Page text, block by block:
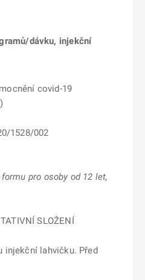
dávku, injekční
covid-19
1528/002
pro osoby od 12 let,
SLOŽENÍ
injekční lahvičku. Před